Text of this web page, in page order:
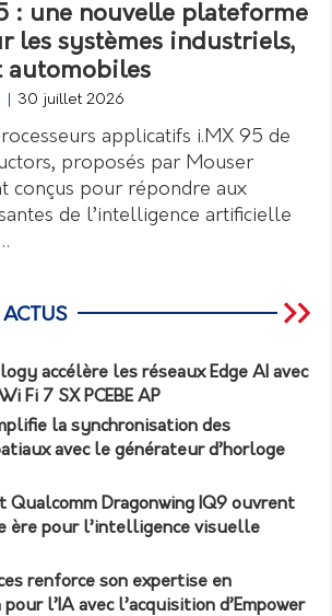
ACTUS
accélère les réseaux Edge AI avec
Fi 7 SX PCEBE AP
la synchronisation des
avec le générateur d’horloge
Qualcomm Dragonwing IQ9 ouvrent
ère pour l’intelligence visuelle
renforce son expertise en
l’IA avec l’acquisition d’Empower
: une nouvelle plateforme
les systèmes industriels,
automobiles
30 juillet 2026
applicatifs i.MX 95 de
proposés par Mouser
conçus pour répondre aux
de l’intelligence artificielle